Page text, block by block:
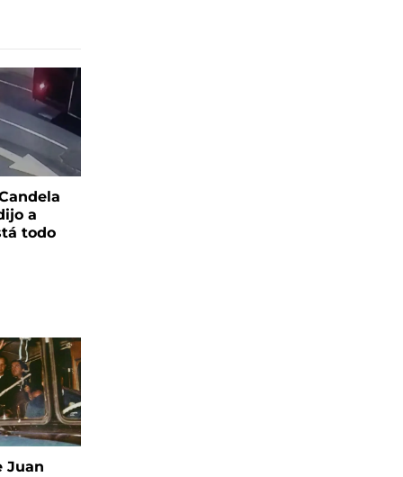
a
todo
Juan